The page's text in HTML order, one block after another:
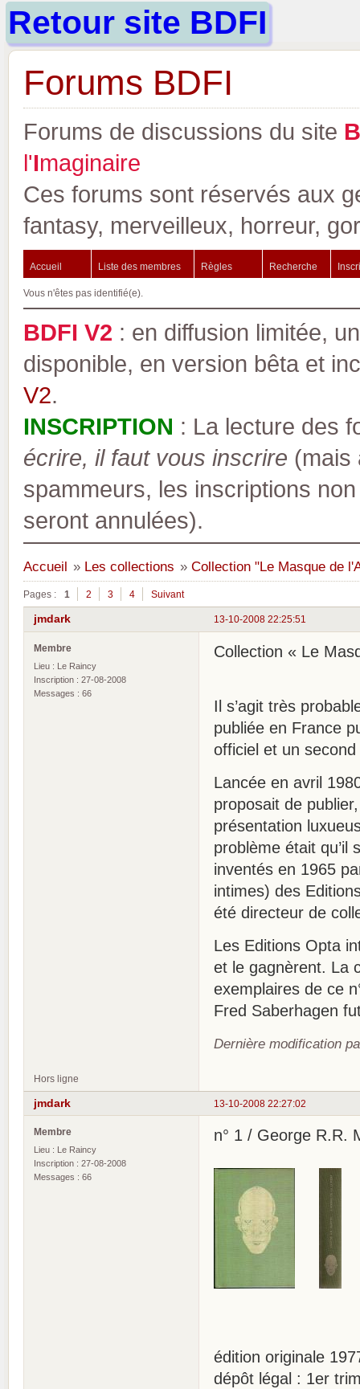
Retour site BDFI
Forums BDFI
Forums de discussions du site B
l'Imaginaire
Ces forums sont réservés aux
fantasy, merveilleux, horreur,
Accueil Liste des membres Règles Recherche
Vous n'êtes pas identifié(e).
BDFI V2 : en diffusion limitée,
disponible, en version bêta et
V2.
INSCRIPTION : La lecture des
écrire, il faut vous inscrire (mais
spammeurs, les inscriptions
seront annulées).
Accueil » Les collections » Collection "Le Masque de
Pages : 1 2 3 4 Suivant
13-10-2008 22:25:51
jmdark
Membre
Lieu : Le Raincy
Inscription : 27-08-2008
Messages : 66
Collection « Le
Il s’agit très
publiée en France
officiel et un
Lancée en avril
proposait de
présentation
problème était qu’il
inventés en 1965
intimes) des
été directeur de
Les Editions Opta
et le gagnèrent. La
exemplaires de ce
Fred Saberhagen
Dernière modification
Hors ligne
13-10-2008 22:27:02
jmdark
Membre
Lieu : Le Raincy
Inscription : 27-08-2008
Messages : 66
n° 1 / George R.R.
édition originale
dépôt légal : 1er